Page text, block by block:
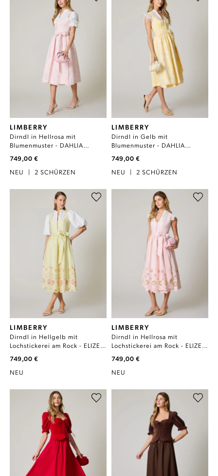
LIMBERRY
Dirndl in Hellrosa mit
Blumenmuster - DAHLIA
749,00 €
NEU 2 SCHÜRZEN
LIMBERRY
Dirndl in Gelb mit
Blumenmuster - DAHLIA
749,00 €
NEU 2 SCHÜRZEN
LIMBERRY
Dirndl in Hellgelb mit
Lochstickerei am Rock - ELIZE
749,00 €
NEU
LIMBERRY
Dirndl in Hellrosa mit
Lochstickerei am Rock - ELIZE
749,00 €
NEU